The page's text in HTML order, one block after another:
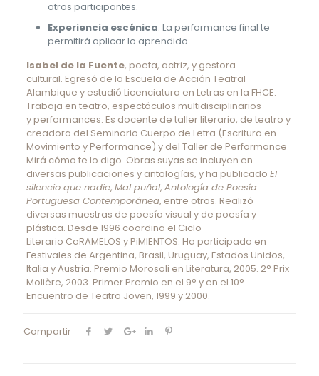
otros participantes.
Experiencia escénica: La performance final te
permitirá aplicar lo aprendido.
Isabel de la Fuente, poeta, actriz, y gestora
cultural. Egresó de la Escuela de Acción Teatral
Alambique y estudió Licenciatura en Letras en la FHCE.
Trabaja en teatro, espectáculos multidisciplinarios
y performances. Es docente de taller literario, de teatro y
creadora del Seminario Cuerpo de Letra (Escritura en
Movimiento y Performance) y del Taller de Performance
Mirá cómo te lo digo. Obras suyas se incluyen en
diversas publicaciones y antologías, y ha publicado El
silencio que nadie, Mal puñal, Antología de Poesía
Portuguesa Contemporánea, entre otros. Realizó
diversas muestras de poesía visual y de poesía y
plástica. Desde 1996 coordina el Ciclo
Literario CaRAMELOS y PiMIENTOS. Ha participado en
Festivales de Argentina, Brasil, Uruguay, Estados Unidos,
Italia y Austria. Premio Morosoli en Literatura, 2005. 2° Prix
Molière, 2003. Primer Premio en el 9° y en el 10°
Encuentro de Teatro Joven, 1999 y 2000.
Compartir